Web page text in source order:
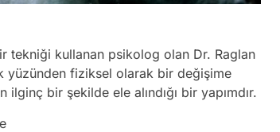
tekniği kullanan psikolog olan Dr. Raglan
yüzünden fiziksel olarak bir değişime
ilginç bir şekilde ele alındığı bir yapımdır.